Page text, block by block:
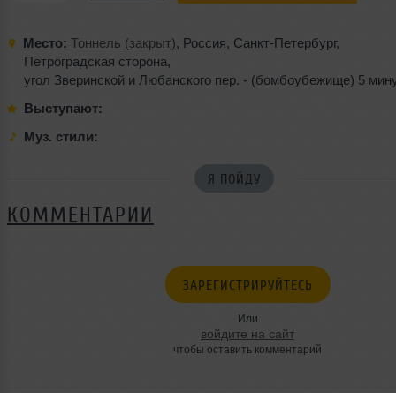
Место: Тоннель (закрыт), Россия, Санкт-Петербург,
Петроградская сторона,
угол Зверинской и Любанского пер. - (бомбоубежище) 5
Выступают:
Муз. стили:
Я ПОЙДУ
КОММЕНТАРИИ
ЗАРЕГИСТРИРУЙТЕСЬ
Или
войдите на сайт
чтобы оставить комментарий